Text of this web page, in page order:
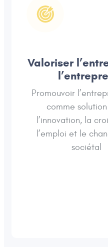
Valoriser
Promouvoir
comme
l’innovation, la
l’emploi et le
sociétal